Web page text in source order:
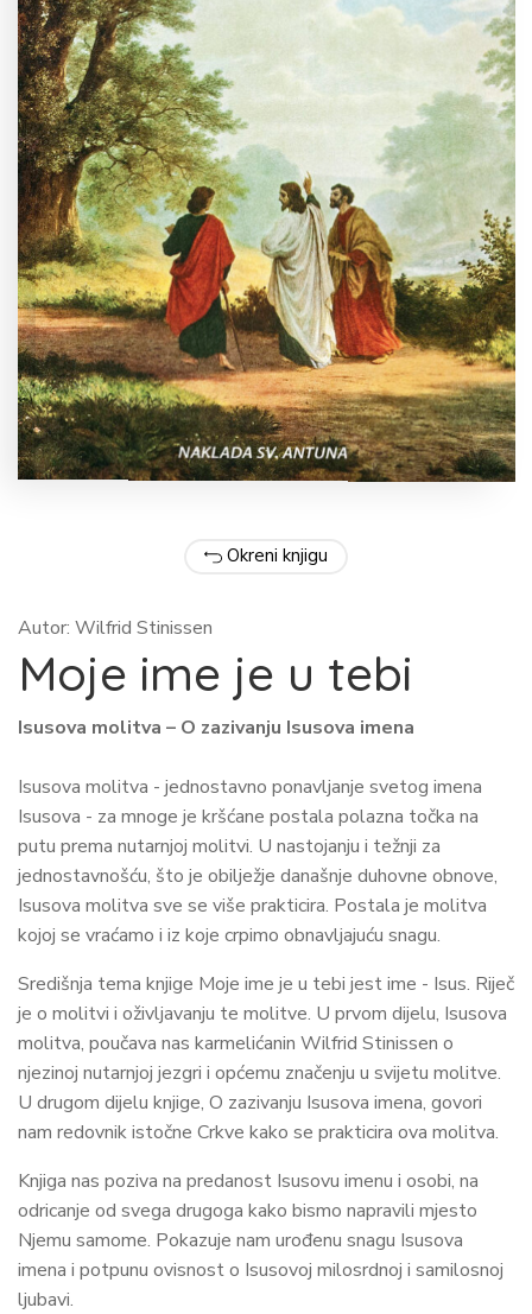
Okreni knjigu
Autor: Wilfrid Stinissen
Moje ime je u tebi
Isusova molitva – O zazivanju Isusova imena
Isusova molitva - jednostavno ponavljanje svetog imena
Isusova - za mnoge je kršćane postala polazna točka na
putu prema nutarnjoj molitvi. U nastojanju i težnji za
jednostavnošću, što je obilježje današnje duhovne obnove,
Isusova molitva sve se više prakticira. Postala je molitva
kojoj se vraćamo i iz koje crpimo obnavljajuću snagu.
Središnja tema knjige Moje ime je u tebi jest ime - Isus. Riječ
je o molitvi i oživljavanju te molitve. U prvom dijelu, Isusova
molitva, poučava nas karmelićanin Wilfrid Stinissen o
njezinoj nutarnjoj jezgri i općemu značenju u svijetu molitve.
U drugom dijelu knjige, O zazivanju Isusova imena, govori
nam redovnik istočne Crkve kako se prakticira ova molitva.
Knjiga nas poziva na predanost Isusovu imenu i osobi, na
odricanje od svega drugoga kako bismo napravili mjesto
Njemu samome. Pokazuje nam urođenu snagu Isusova
imena i potpunu ovisnost o Isusovoj milosrdnoj i samilosnoj
ljubavi.